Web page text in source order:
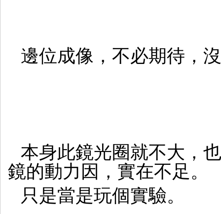
邊位成像，不必期待，
本身此鏡光圈就不大，
鏡的動力因，實在不足。
只是當是玩個實驗。